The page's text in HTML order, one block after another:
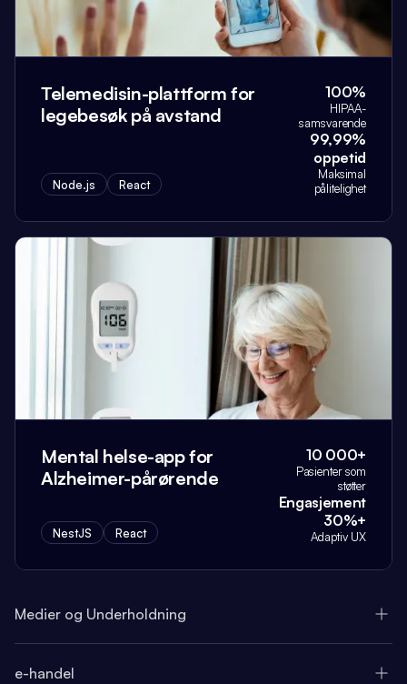
Telemedisin-plattform for
legebesøk på avstand
Node.js React
100%
HIPAA-
samsvarende
99,99%
oppetid
Maksimal
pålitelighet
Mental helse-app for
Alzheimer-pårørende
NestJS React
10 000+
Pasienter som
støtter
Engasjement
30%+
Adaptiv UX
Medier og Underholdning
e-handel